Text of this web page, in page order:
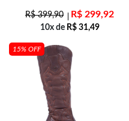
R$399,90 R$ 299,92
10x de R$31,49
15% OFF